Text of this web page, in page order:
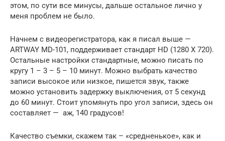
этом, по сути все минусы, дальше остальное лично у
меня проблем не было.
Начнем с видеорегистратора, как я писал выше —
ARTWAY MD-101, поддерживает стандарт HD (1280 Х 720).
Остальные настройки стандартные, можно писать по
кругу 1 – 3 – 5 – 10 минут. Можно выбрать качество
записи высокое или низкое, пишется звук, также
можно установить задержку выключения, от 5 секунд
до 60 минут. Стоит упомянуть про угол записи, здесь он
составляет — аж, 140 градусов!
Качество съемки, скажем так – «средненькое», как и